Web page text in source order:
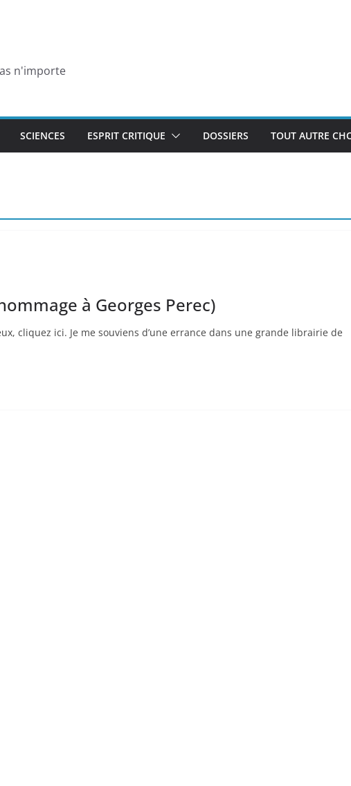
n'importe
SCIENCES ESPRIT CRITIQUE DOSSIERS TOUT AUTRE
à Georges Perec)
cliquez ici. Je me souviens d’une errance dans une grande librairie de